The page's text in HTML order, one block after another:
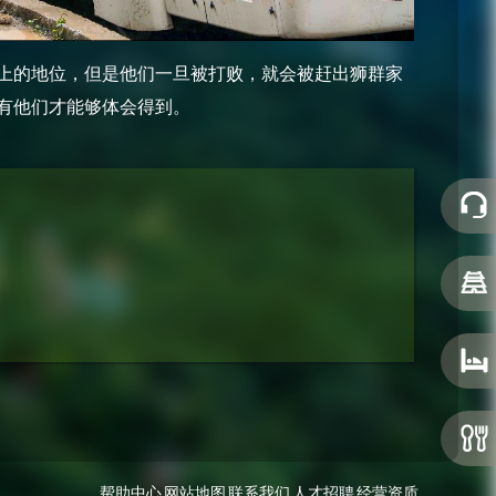
的地位，但是他们一旦被打败，就会被赶出狮群家
们才能够体会得到。